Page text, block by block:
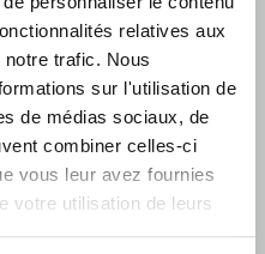
relatives aux
trafic. Nous
sur l'utilisation de
de médias sociaux, de
combiner celles-ci
vous leur avez fournies
votre utilisation de leurs
des vacances
aimeriez voir et faire